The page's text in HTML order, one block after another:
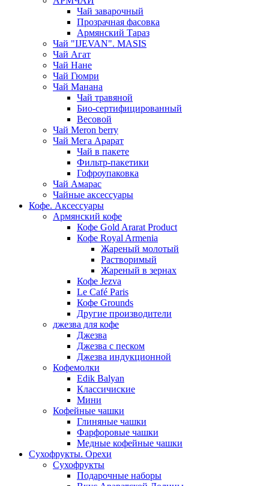
Чай заварочный
Прозрачная фасовка
Армянский Тараз
Чай "IJEVAN". MASIS
Чай Агат
Чай Нане
Чай Гюмри
Чай Манана
Чай травяной
Био-сертифицированный
Весовой
Чай Meron berry
Чай Мега Арарат
Чай в пакете
Фильтр-пакетики
Гофроупаковка
Чай Амарас
Чайные аксессуары
Кофе. Аксессуары
Армянский кофе
Кофе Gold Ararat Product
Кофе Royal Armenia
Жареный молотый
Растворимый
Жареный в зернах
Кофе Jezva
Le Café Paris
Кофе Grounds
Другие производители
джезва для кофе
Джезва
Джезва с песком
Джезва индукционной
Кофемолки
Edik Balyan
Классичиские
Мини
Кофейные чашки
Глиняные чашки
Фарфоровые чашки
Медные кофейные чашки
Сухофрукты. Орехи
Сухофрукты
Подарочные наборы